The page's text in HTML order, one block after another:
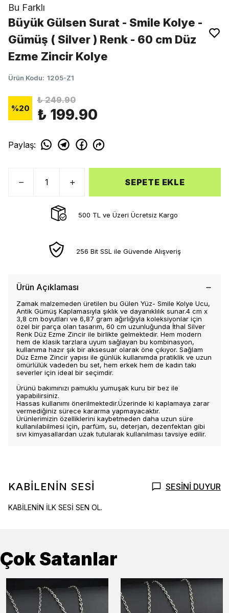
Bu Farklı
Büyük Gülsen Surat - Smile Kolye -
Gümüş ( Silver ) Renk - 60 cm Düz
Ezme Zincir Kolye
Ürün Kodu: 1205-Z1
%20
₺ 249.90
₺ 199.90
Paylaş:
SEPETE EKLE
500 TL ve Üzeri Ücretsiz Kargo
256 Bit SSL ile Güvende Alışveriş
Ürün Açıklaması
Zamak malzemeden üretilen bu Gülen Yüz- Smile Kolye Ucu,
Antik Gümüş Kaplamasıyla şıklık ve dayanıklılık sunar.4 cm x
3,8 cm boyutları ve 6,87 gram ağırlığıyla koleksiyonlar için
özel bir parça olan tasarım, 60 cm uzunluğunda İthal Silver
Renk Düz Ezme Zincir ile birlikte gelmektedir. Hem modern
hem de klasik tarzlara uyum sağlayan bu kombinasyon,
kullanıma hazır şık bir aksesuar olarak öne çıkıyor. Sağlam
Düz Ezme Zincir yapısı ile günlük kullanımda pratiklik ve uzun
ömürlülük vadeden bu set, hem erkek hem de kadın takı
severler için ideal bir seçimdir.
Ürünü bakımınızı pamuklu yumuşak kuru bir bez ile
yapabilirsiniz.
Hassas kullanımı önerilmektedir.Üzerinde ki kaplamaya zarar
vermediğiniz sürece kararma yapmayacaktır.
Ürünlerimizin özelliklerini kaybetmeden daha uzun süre
kullanılabilmesi için, parfüm, su, deterjan, dezenfektan gibi
sıvı kimyasallardan uzak tutularak kullanılması tavsiye edilir.
KABİLENİN SESİ SESİNİ DUYUR
KABİLENİN İLK SESİ SEN OL.
Çok Satanlar